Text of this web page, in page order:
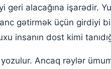
geri alacağına işarədir.
gətirmək üçün girdiyi
insanın dost kimi
Ancaq rəylər